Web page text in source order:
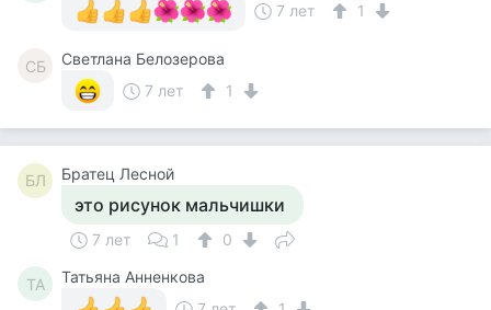
7 лет
1
СБ
Светлана Белозерова
7 лет
1
БЛ Братец Лесной
это рисунок мальчишки
7 лет 1 0
ТА
Татьяна Анненкова